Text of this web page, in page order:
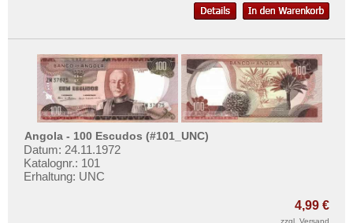
Angola - 100 Escudos (#101_UNC)
Datum: 24.11.1972
Katalognr.: 101
Erhaltung: UNC
4,99 €
zzgl. Versand